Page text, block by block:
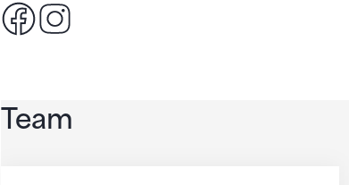
Facebook
Team